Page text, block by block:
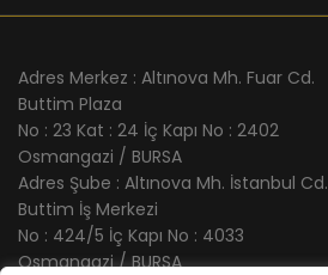
Adres Merkez : Altınova Mh. Fuar Cd.
Buttim Plaza
No : 23 Kat : 24 İç Kapı No : 2402
Osmangazi / BURSA
Adres Şube : Altınova Mh. İstanbul Cd.
Buttim İş Merkezi
No : 424/5 İç Kapı No : 4033
Osmangazi / BURSA